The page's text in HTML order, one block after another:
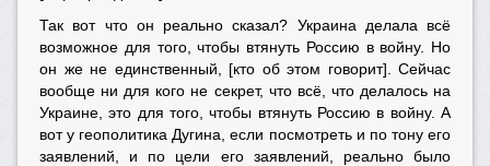
Так вот что он реально сказал? Украина делала всё
возможное для того, чтобы втянуть Россию в войну. Но
он же не единственный, [кто об этом говорит]. Сейчас
вообще ни для кого не секрет, что всё, что делалось на
Украине, это для того, чтобы втянуть Россию в войну. А
вот у геополитика Дугина, если посмотреть и по тону его
заявлений, и по цели его заявлений, реально было